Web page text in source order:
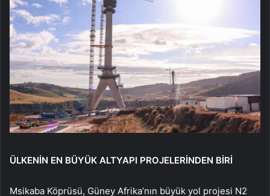
ÜLKENİN EN BÜYÜK ALTYAPI PROJELERİNDEN BİRİ
Msikaba Köprüsü, Güney Afrika’nın büyük yol projesi N2